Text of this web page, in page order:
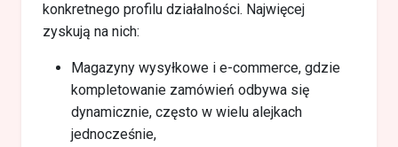
konkretnego profilu działalności. Najwięcej
zyskują na nich:
Magazyny wysyłkowe i e-commerce, gdzie
kompletowanie zamówień odbywa się
dynamicznie, często w wielu alejkach
jednocześnie,